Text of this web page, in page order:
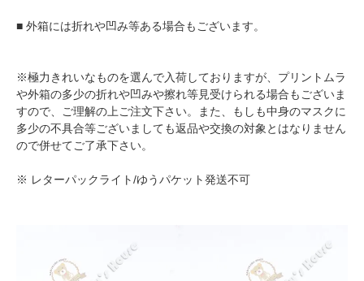
■ 外箱には折れや凹み等ある場合もございます。
※極力きれいなものを選んで入荷しておりますが、プリントムラ
や外箱の多少の折れや凹みや擦れ等見受けられる場合もございま
すので、ご理解の上ご注文下さい。また、もしも中身のマスクに
多少の不具合等ございましても返品や交換の対象とはなりません
ので併せてご了承下さい。
※ レターパックライト/ゆうパケット発送不可